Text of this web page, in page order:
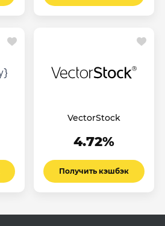
VectorStock
4.72%
Получить кэшбэк